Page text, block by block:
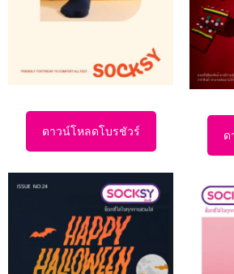
ดาวน์โหลดโบรชัวร์ ด